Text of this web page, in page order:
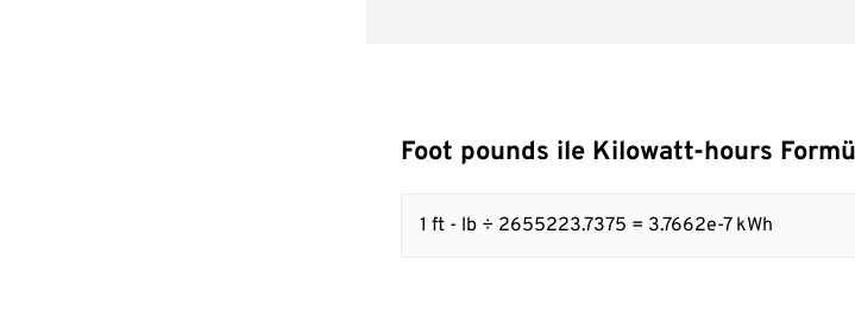
Foot pounds ile Kilowatt-hours
1 ft - lb ÷ 2655223.7375 = 3.7662e-7 kWh